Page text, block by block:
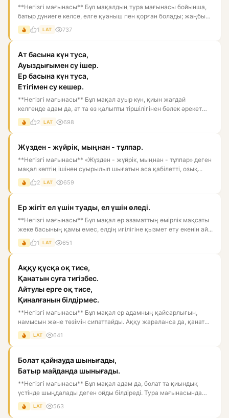
**Негізгі мағынасы** Бұл мақалдың тура мағынасы бойынша,
батыр дүниеге келсе, елге қуаныш пен қорған болады; жаңбыр
жаус...
1 LAT 737
Ат басына күн туса,
Ауыздығымен су ішер.
Ер басына күн туса,
Етігімен су кешер.
**Негізгі мағынасы** Бұл мақал ауыр күн, қиын жағдай
келгенде адам да, ат та өз қалыпты тіршілігінен бөлек әрекет
етуге...
2 LAT 698
Жүзден - жүйрік, мыңнан - тұлпар.
**Негізгі мағынасы** «Жүзден - жүйрік, мыңнан - тұлпар» деген
мақал көптің ішінен суырылып шығатын аса қабілетті, озық...
2 LAT 659
Ер жігіт ел үшін туады, ел үшін өледі.
**Негізгі мағынасы** Бұл мақал ер азаматтың өмірлік мақсаты
жеке басының қамы емес, елдің игілігіне қызмет ету екенін ай...
1 LAT 651
Аққу құсқа оқ тисе,
Қанатын суға тигізбес.
Айтулы ерге оқ тисе,
Қиналғанын білдірмес.
**Негізгі мағынасы** Бұл мақал ер адамның қайсарлығын,
намысын және төзімін сипаттайды. Аққу жараланса да, қанатын
суға...
LAT 641
Болат қайнауда шынығады,
Батыр майданда шынығады.
**Негізгі мағынасы** Бұл мақал адам да, болат та қиындық
үстінде шыңдалады деген ойды білдіреді. Тура мағынасында
болат...
LAT 563